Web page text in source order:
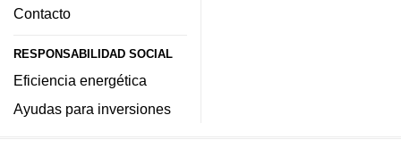
Contacto
RESPONSABILIDAD SOCIAL
Eficiencia energética
Ayudas para inversiones